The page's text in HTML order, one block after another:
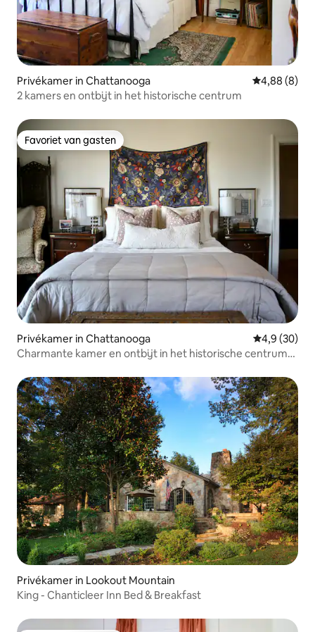
Privékamer in Chattanooga Gemiddelde
4,88 (8)
2 kamers en ontbijt in het historische centrum
Favoriet van gasten
Favoriet van gasten
Privékamer in Chattanooga Gemiddelde
4,9 (30)
Charmante kamer en ontbijt in het historische centrum
Privékamer in Lookout Mountain
King - Chanticleer Inn Bed & Breakfast